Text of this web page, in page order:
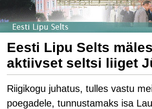
Eesti Lipu Selts
aktiivset seltsi liiget
Riigikogu juhatus, tulles vastu
poegadele, tunnustamaks isa